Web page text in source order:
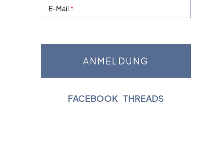
E-Mail
FACEBOOK THREADS